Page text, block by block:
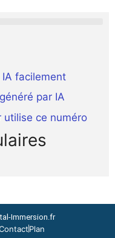
facilement
par IA
utilise ce numéro
Immersion.fr
Plan